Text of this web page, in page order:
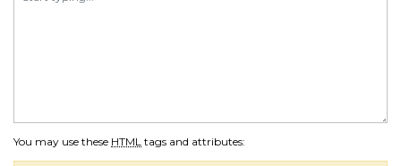
You may use these HTML tags and attributes: